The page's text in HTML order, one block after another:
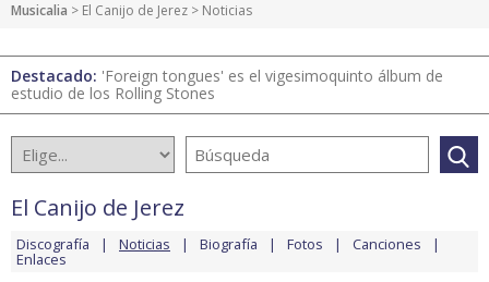
Musicalia > El Canijo de Jerez > Noticias
Destacado: 'Foreign tongues' es el vigesimoquinto álbum de
estudio de los Rolling Stones
El Canijo de Jerez
Discografía Noticias Biografía Fotos Canciones
Enlaces